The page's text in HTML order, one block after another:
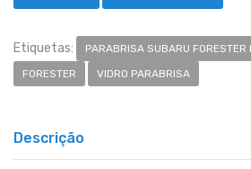
Etiquetas:
PARABRISA SUBARU
FORESTER
VIDRO PARABRISA
Descrição